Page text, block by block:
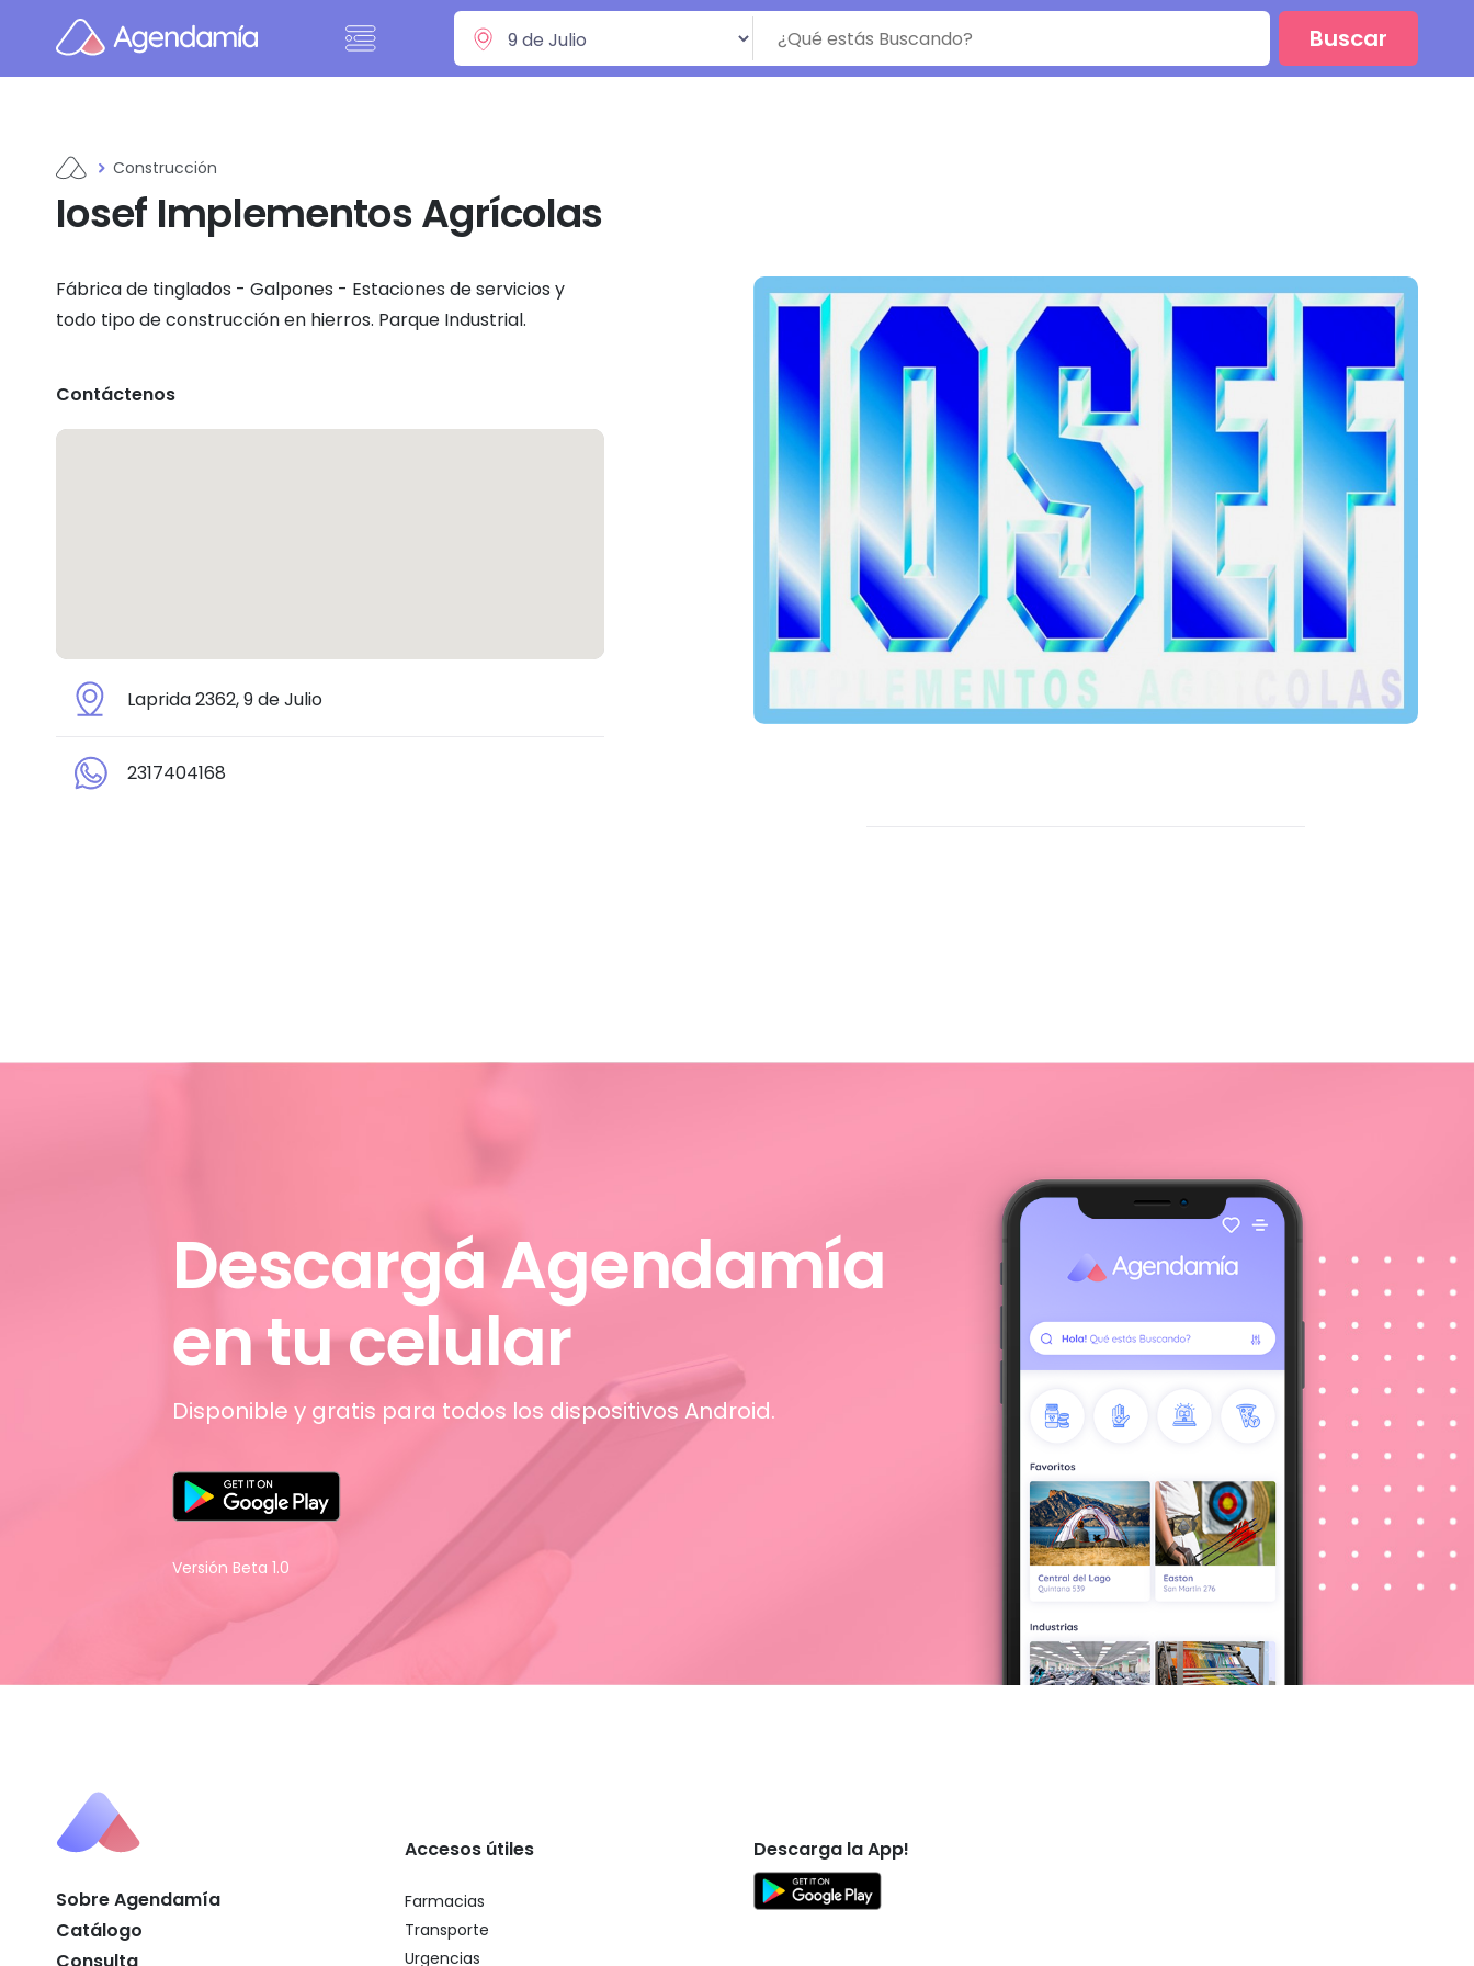
Buscar
Construcción
Iosef Implementos Agrícolas
Fábrica de tinglados - Galpones - Estaciones de servicios y
todo tipo de construcción en hierros. Parque Industrial.
Contáctenos
Laprida 2362, 9 de Julio
2317404168
Descargá Agendamía
en tu celular
Disponible y gratis para todos los dispositivos Android.
Versión Beta 1.0
Sobre Agendamía
Catálogo
Consulta
Accesos útiles
Farmacias
Transporte
Urgencias
Descarga la App!